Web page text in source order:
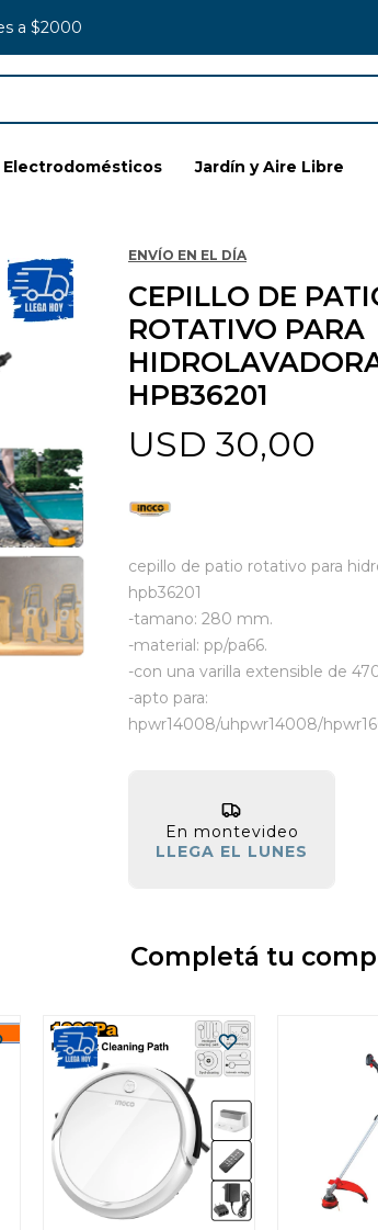
Electrodomésticos Jardín y Aire Libre
a $2000
ENVÍO EN EL DÍA
CEPILLO DE
ROTATIVO PARA
HPB36201
USD 30,00
cepillo de patio rotativo para
hpb36201
-tamano: 280 mm.
-material: pp/pa66.
-con una varilla extensible de
-apto para:
hpwr14008/uhpwr14008/
En montevideo
LLEGA EL LUNES
Completá tu